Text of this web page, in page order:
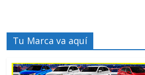
Tu Marca va aquí